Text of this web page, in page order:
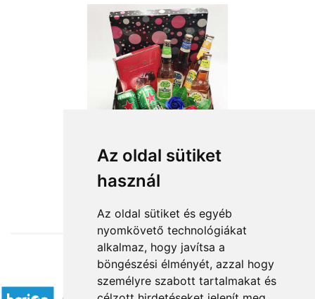
Az oldal sütiket
használ
Az oldal sütiket és egyéb
nyomkövető technológiákat
alkalmaz, hogy javítsa a
böngészési élményét, azzal hogy
személyre szabott tartalmakat és
from HUF17,000
Accepted payment methods